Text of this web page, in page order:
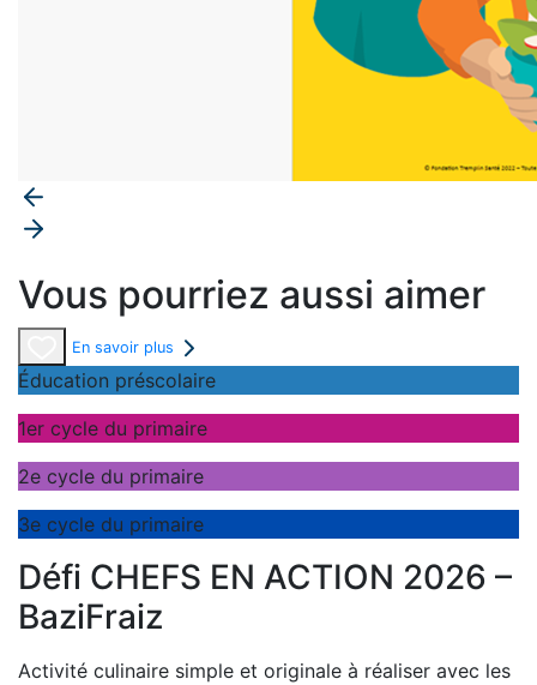
Vous pourriez aussi aimer
En savoir plus
Éducation préscolaire
1er cycle du primaire
2e cycle du primaire
3e cycle du primaire
Défi CHEFS EN ACTION 2026 –
BaziFraiz
Activité culinaire simple et originale à réaliser avec les